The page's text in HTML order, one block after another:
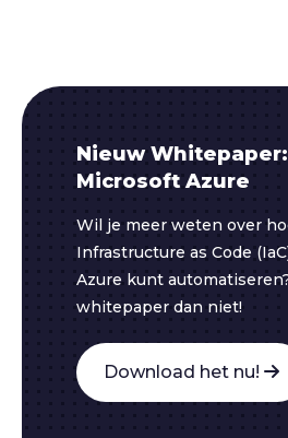
Nieuw Whitepaper:
Microsoft Azure
Wil je meer weten over
Infrastructure as Code
Azure kunt
whitepaper dan niet!
Download het nu!